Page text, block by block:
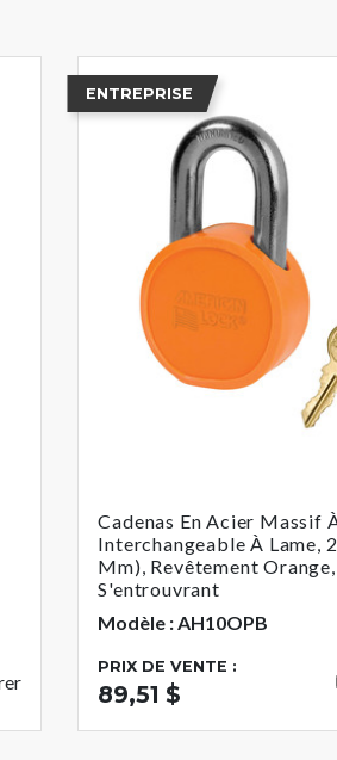
ENTREPRISE
Cadenas En Acier Massif
Interchangeable À Lame,
Mm), Revêtement Orange,
S'entrouvrant
Modèle : AH10OPB
PRIX DE VENTE :
89,51 $